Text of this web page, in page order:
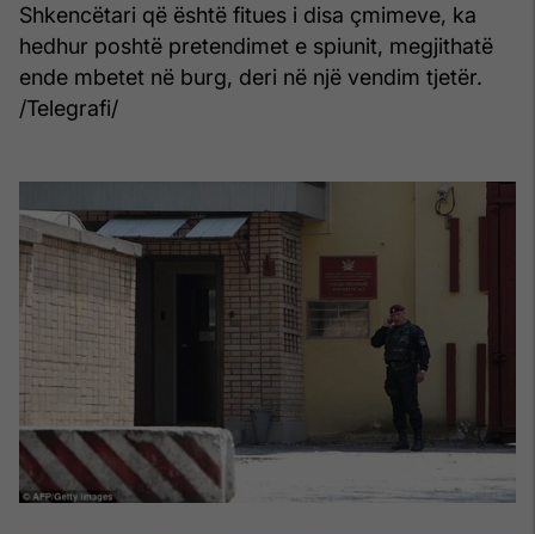
Shkencëtari që është fitues i disa çmimeve, ka
hedhur poshtë pretendimet e spiunit, megjithatë
ende mbetet në burg, deri në një vendim tjetër.
/Telegrafi/